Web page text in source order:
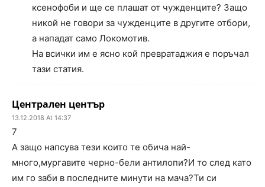
ксенофоби и ще се плашат от чужденците? Защо
никой не говори за чужденците в другите отбори,
а нападат само Локомотив.
На всички им е ясно кой превратаджия е поръчал
тази статия.
Централен център
13.12.2018 At 14:37
7
А защо напсува тези които те обича най-
много,мургавите черно-бели антилопи?И то след като
им го заби в последните минути на мача?Ти си